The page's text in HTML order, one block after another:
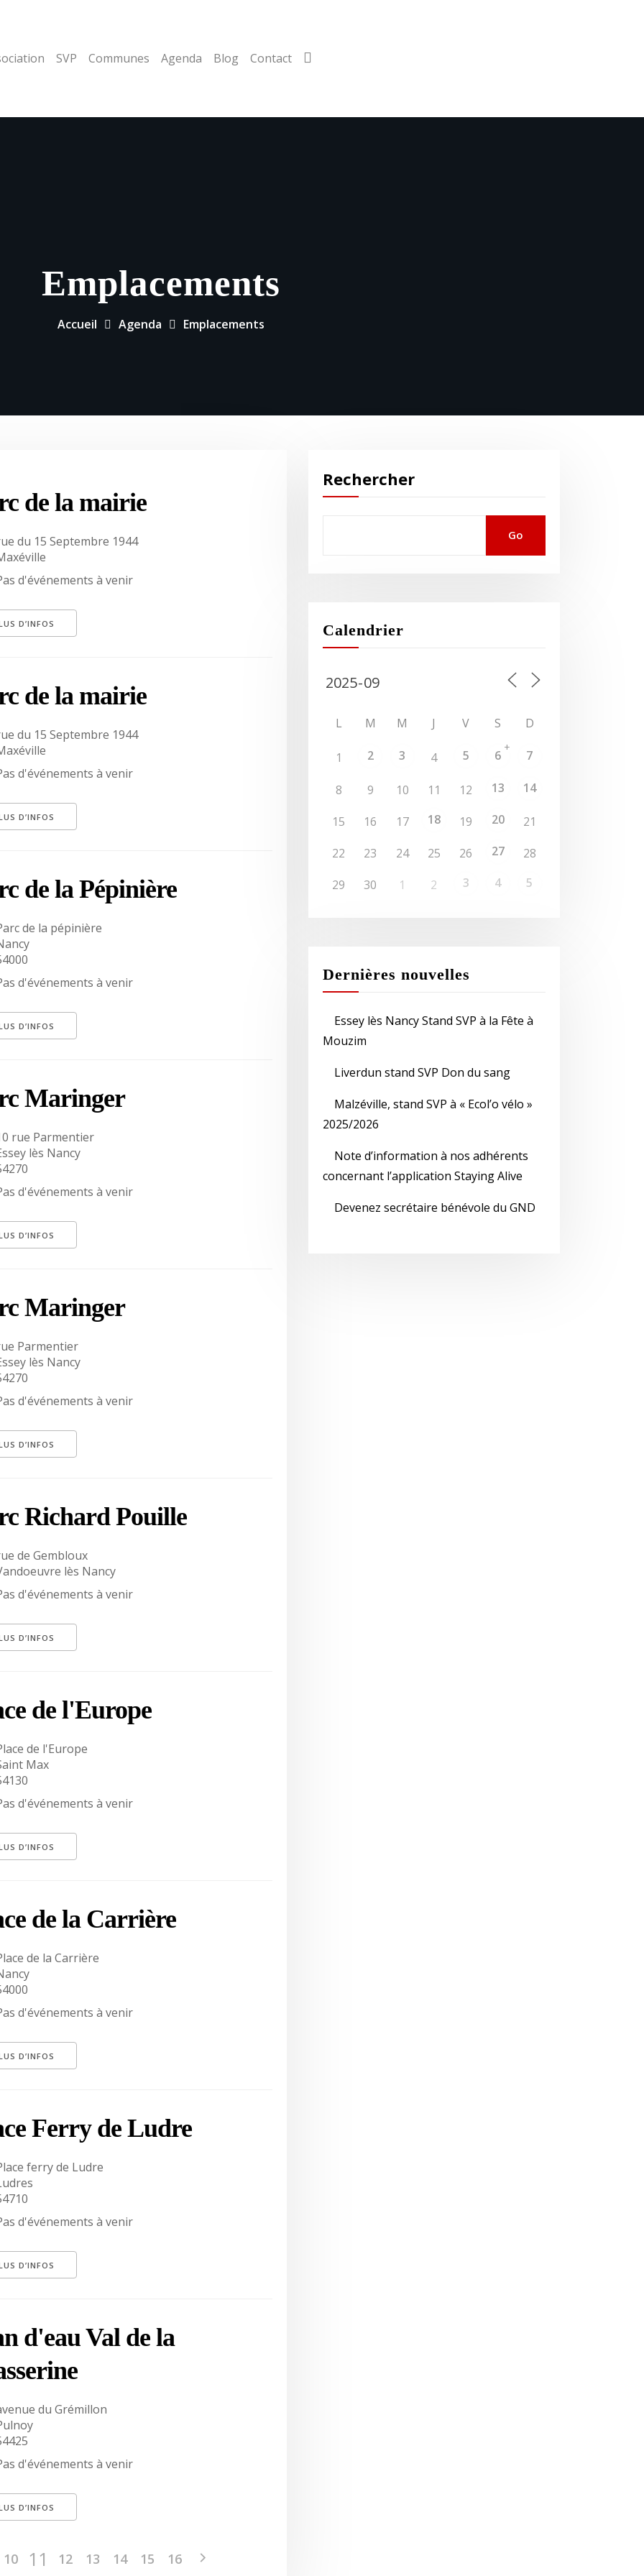
SVP Communes Agenda Blog Contact
Emplacements
Accueil Agenda Emplacements
de la mairie
du 15 Septembre 1944
d'événements à venir
D’INFOS
de la mairie
du 15 Septembre 1944
d'événements à venir
D’INFOS
de la Pépinière
de la pépinière
d'événements à venir
D’INFOS
Maringer
rue Parmentier
lès Nancy
d'événements à venir
D’INFOS
Maringer
Parmentier
lès Nancy
d'événements à venir
D’INFOS
Richard Pouille
de Gembloux
lès Nancy
d'événements à venir
D’INFOS
de l'Europe
de l'Europe
Max
d'événements à venir
D’INFOS
de la Carrière
de la Carrière
d'événements à venir
D’INFOS
Ferry de Ludre
ferry de Ludre
d'événements à venir
D’INFOS
d'eau Val de la
du Grémillon
d'événements à venir
D’INFOS
10 11 12 13 14 15 16
Rechercher
Go
Calendrier
L M M J V S D
1 2 3 4 5 6
+
7
8 9 10 11 12 13 14
15 16 17 18 19 20 21
22 23 24 25 26 27 28
29 30 1 2 3 4 5
Dernières nouvelles
Essey lès Nancy Stand SVP à la Fête à
Mouzim
Liverdun stand SVP Don du sang
Malzéville, stand SVP à « Ecol’o vélo »
2025/2026
Note d’information à nos adhérents
concernant l’application Staying Alive
Devenez secrétaire bénévole du GND